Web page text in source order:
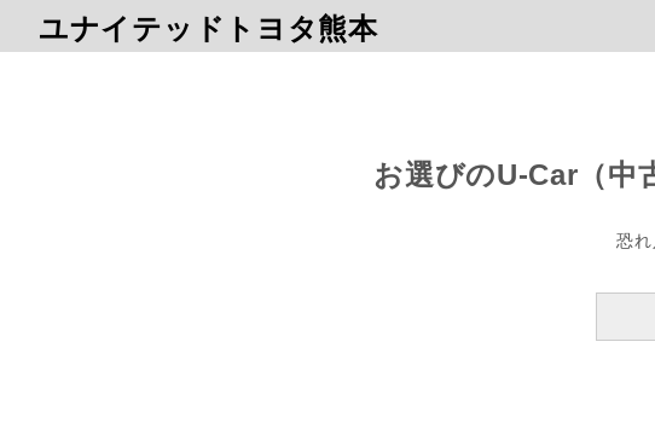
ユナイテッドトヨタ熊本
お選びのU-Car（中
恐れ